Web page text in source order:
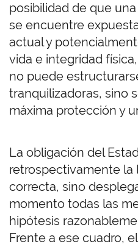
posibilidad de que
se encuentre
actual y
vida e integridad
no puede
tranquilizadoras, sino
máxima protección y
La obligación del
retrospectivamente la
correcta, sino
momento todas las
hipótesis
Frente a ese cuadro,